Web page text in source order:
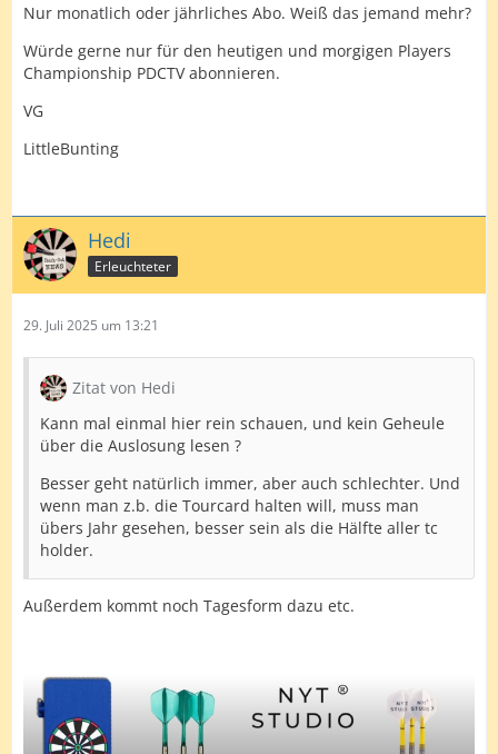
Nur monatlich oder jährliches Abo. Weiß das jemand mehr?
Würde gerne nur für den heutigen und morgigen Players
Championship PDCTV abonnieren.
VG
LittleBunting
Hedi
Erleuchteter
29. Juli 2025 um 13:21
Zitat von Hedi
Kann mal einmal hier rein schauen, und kein Geheule
über die Auslosung lesen ?
Besser geht natürlich immer, aber auch schlechter. Und
wenn man z.b. die Tourcard halten will, muss man
übers Jahr gesehen, besser sein als die Hälfte aller tc
holder.
Außerdem kommt noch Tagesform dazu etc.